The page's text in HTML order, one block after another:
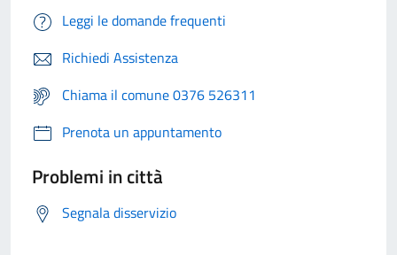
Leggi le domande frequenti
Richiedi Assistenza
Chiama il comune 0376 526311
Prenota un appuntamento
Problemi in città
Segnala disservizio